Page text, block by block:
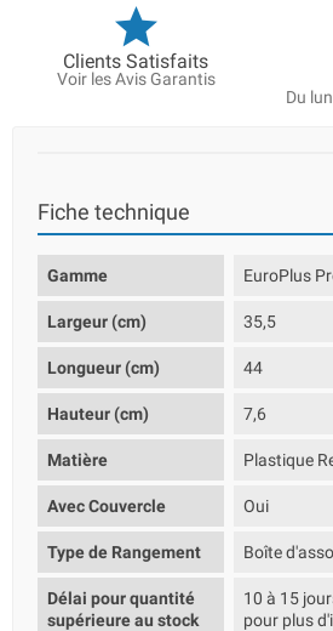
Clients Satisfaits
Voir les Avis Garantis
Du
Fiche technique
Gamme EuroPlus
Largeur (cm) 35,5
Longueur (cm) 44
Hauteur (cm) 7,6
Matière Plastique
Avec Couvercle Oui
Type de Rangement Boîte
Délai pour quantité
supérieure au stock
10 à 15
pour plus